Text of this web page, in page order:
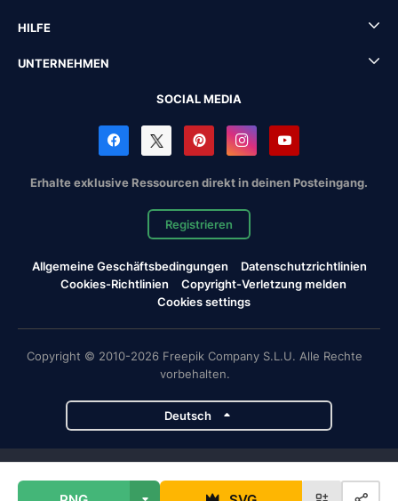
HILFE
UNTERNEHMEN
SOCIAL MEDIA
Erhalte exklusive Ressourcen direkt in deinen Posteingang.
Registrieren
Allgemeine Geschäftsbedingungen
Datenschutzrichtlinien
Cookies-Richtlinien
Copyright-Verletzung melden
Cookies settings
Copyright © 2010-2026 Freepik Company S.L.U. Alle Rechte
vorbehalten.
Deutsch